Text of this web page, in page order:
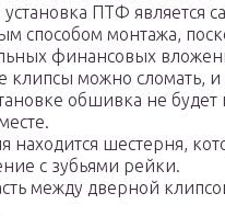
установка ПТФ является
способом монтажа,
финансовых
клипсы можно сломать, и
обшивка не будет
находится шестерня,
с зубьями рейки.
между дверной